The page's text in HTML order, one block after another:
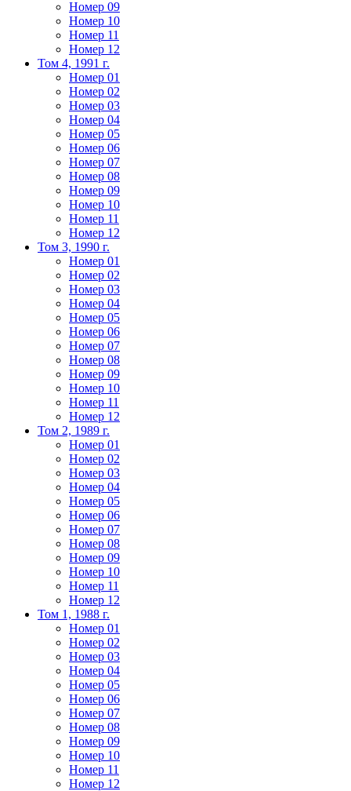
Номер 09
Номер 10
Номер 11
Номер 12
Том 4, 1991 г.
Номер 01
Номер 02
Номер 03
Номер 04
Номер 05
Номер 06
Номер 07
Номер 08
Номер 09
Номер 10
Номер 11
Номер 12
Том 3, 1990 г.
Номер 01
Номер 02
Номер 03
Номер 04
Номер 05
Номер 06
Номер 07
Номер 08
Номер 09
Номер 10
Номер 11
Номер 12
Том 2, 1989 г.
Номер 01
Номер 02
Номер 03
Номер 04
Номер 05
Номер 06
Номер 07
Номер 08
Номер 09
Номер 10
Номер 11
Номер 12
Том 1, 1988 г.
Номер 01
Номер 02
Номер 03
Номер 04
Номер 05
Номер 06
Номер 07
Номер 08
Номер 09
Номер 10
Номер 11
Номер 12